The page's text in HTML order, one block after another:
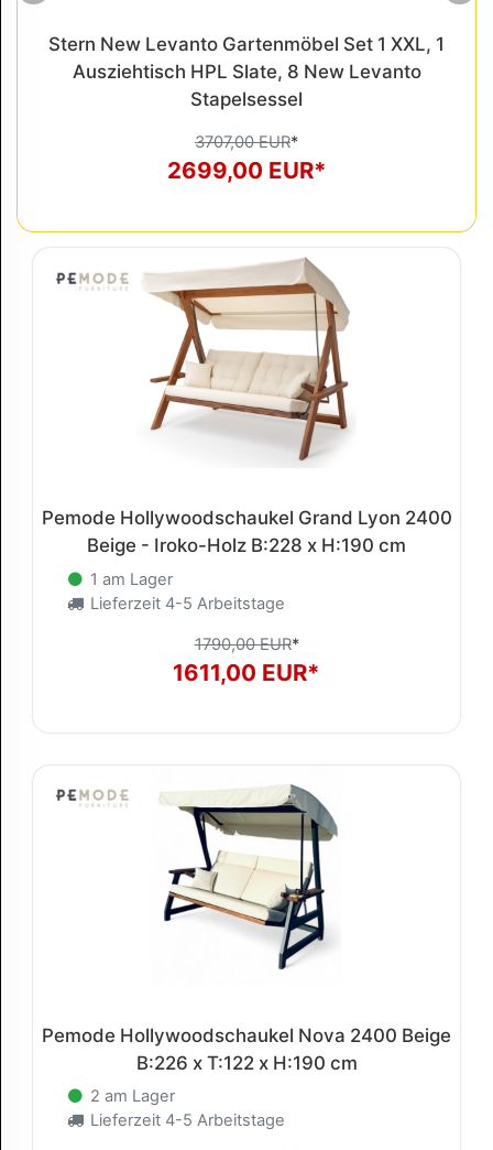
Stern New Levanto Gartenmöbel Set 1 XXL, 1
Ausziehtisch HPL Slate, 8 New Levanto
Stapelsessel
3707,00 EUR*
2699,00 EUR*
Pemode Hollywoodschaukel Grand Lyon 2400
Beige - Iroko-Holz B:228 x H:190 cm
1 am Lager
Lieferzeit 4-5 Arbeitstage
1790,00 EUR*
1611,00 EUR*
Pemode Hollywoodschaukel Nova 2400 Beige
B:226 x T:122 x H:190 cm
2 am Lager
Lieferzeit 4-5 Arbeitstage